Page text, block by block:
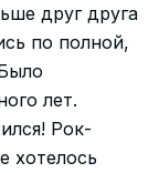
друг друга
по полной,
лет.
Рок-
хотелось